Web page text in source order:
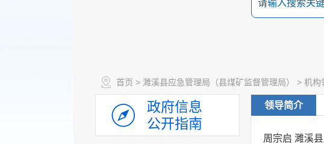
首页 > 濉溪县应急管理局（县煤矿监督管理局） > 机构
政府信息
公开指南
领导简介
周宗启 濉溪